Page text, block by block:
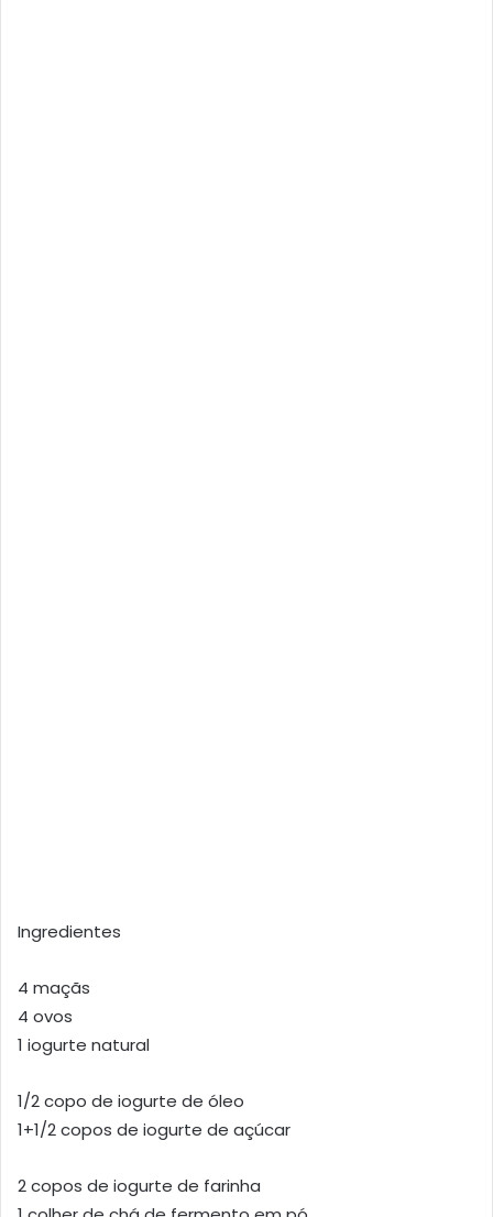
Ingredientes
4 maçãs
4 ovos
1 iogurte natural
1/2 copo de iogurte de óleo
1+1/2 copos de iogurte de açúcar
2 copos de iogurte de farinha